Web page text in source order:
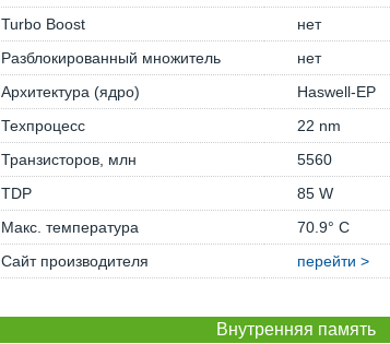
Turbo Boost
нет
Разблокированный множитель
нет
Архитектура (ядро)
Haswell-EP
Техпроцесс
22 nm
Транзисторов, млн
5560
TDP
85 W
Макс. температура
70.9° C
Сайт производителя
перейти >
Внутренняя память